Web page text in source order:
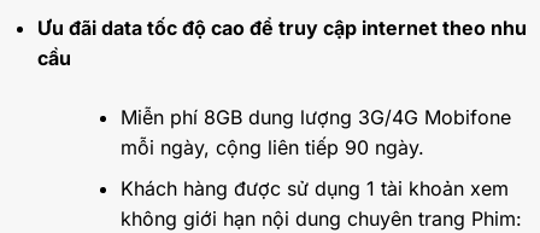
Ưu đãi data tốc độ cao để truy cập internet theo nhu
cầu
Miễn phí 8GB dung lượng 3G/4G Mobifone
mỗi ngày, cộng liên tiếp 90 ngày.
Khách hàng được sử dụng 1 tài khoản xem
không giới hạn nội dung chuyên trang Phim: